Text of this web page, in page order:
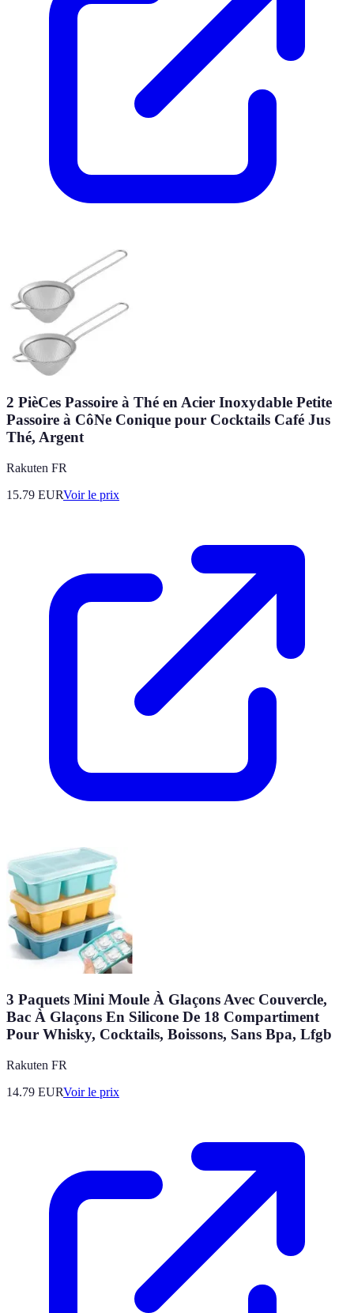
2 PièCes Passoire à Thé en Acier Inoxydable Petite
Passoire à CôNe Conique pour Cocktails Café Jus
Thé, Argent
Rakuten FR
15.79 EURVoir le prix
3 Paquets Mini Moule À Glaçons Avec Couvercle,
Bac À Glaçons En Silicone De 18 Compartiment
Pour Whisky, Cocktails, Boissons, Sans Bpa, Lfgb
Rakuten FR
14.79 EURVoir le prix